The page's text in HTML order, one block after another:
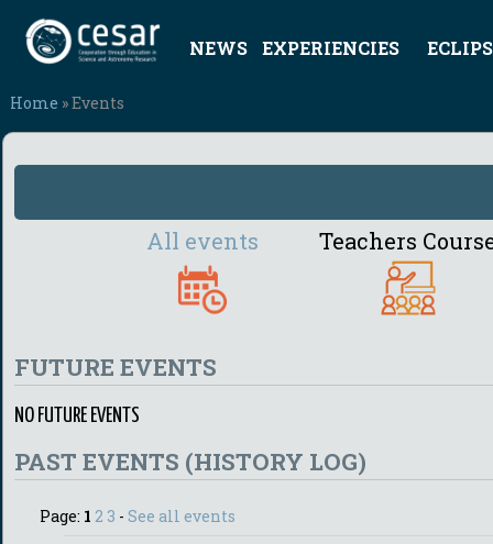
NEWS EXPERIENCIES
Home » Events
All events Teachers
FUTURE EVENTS
NO FUTURE EVENTS
PAST EVENTS (HISTORY LOG)
Page: 1 2 3 - See all events